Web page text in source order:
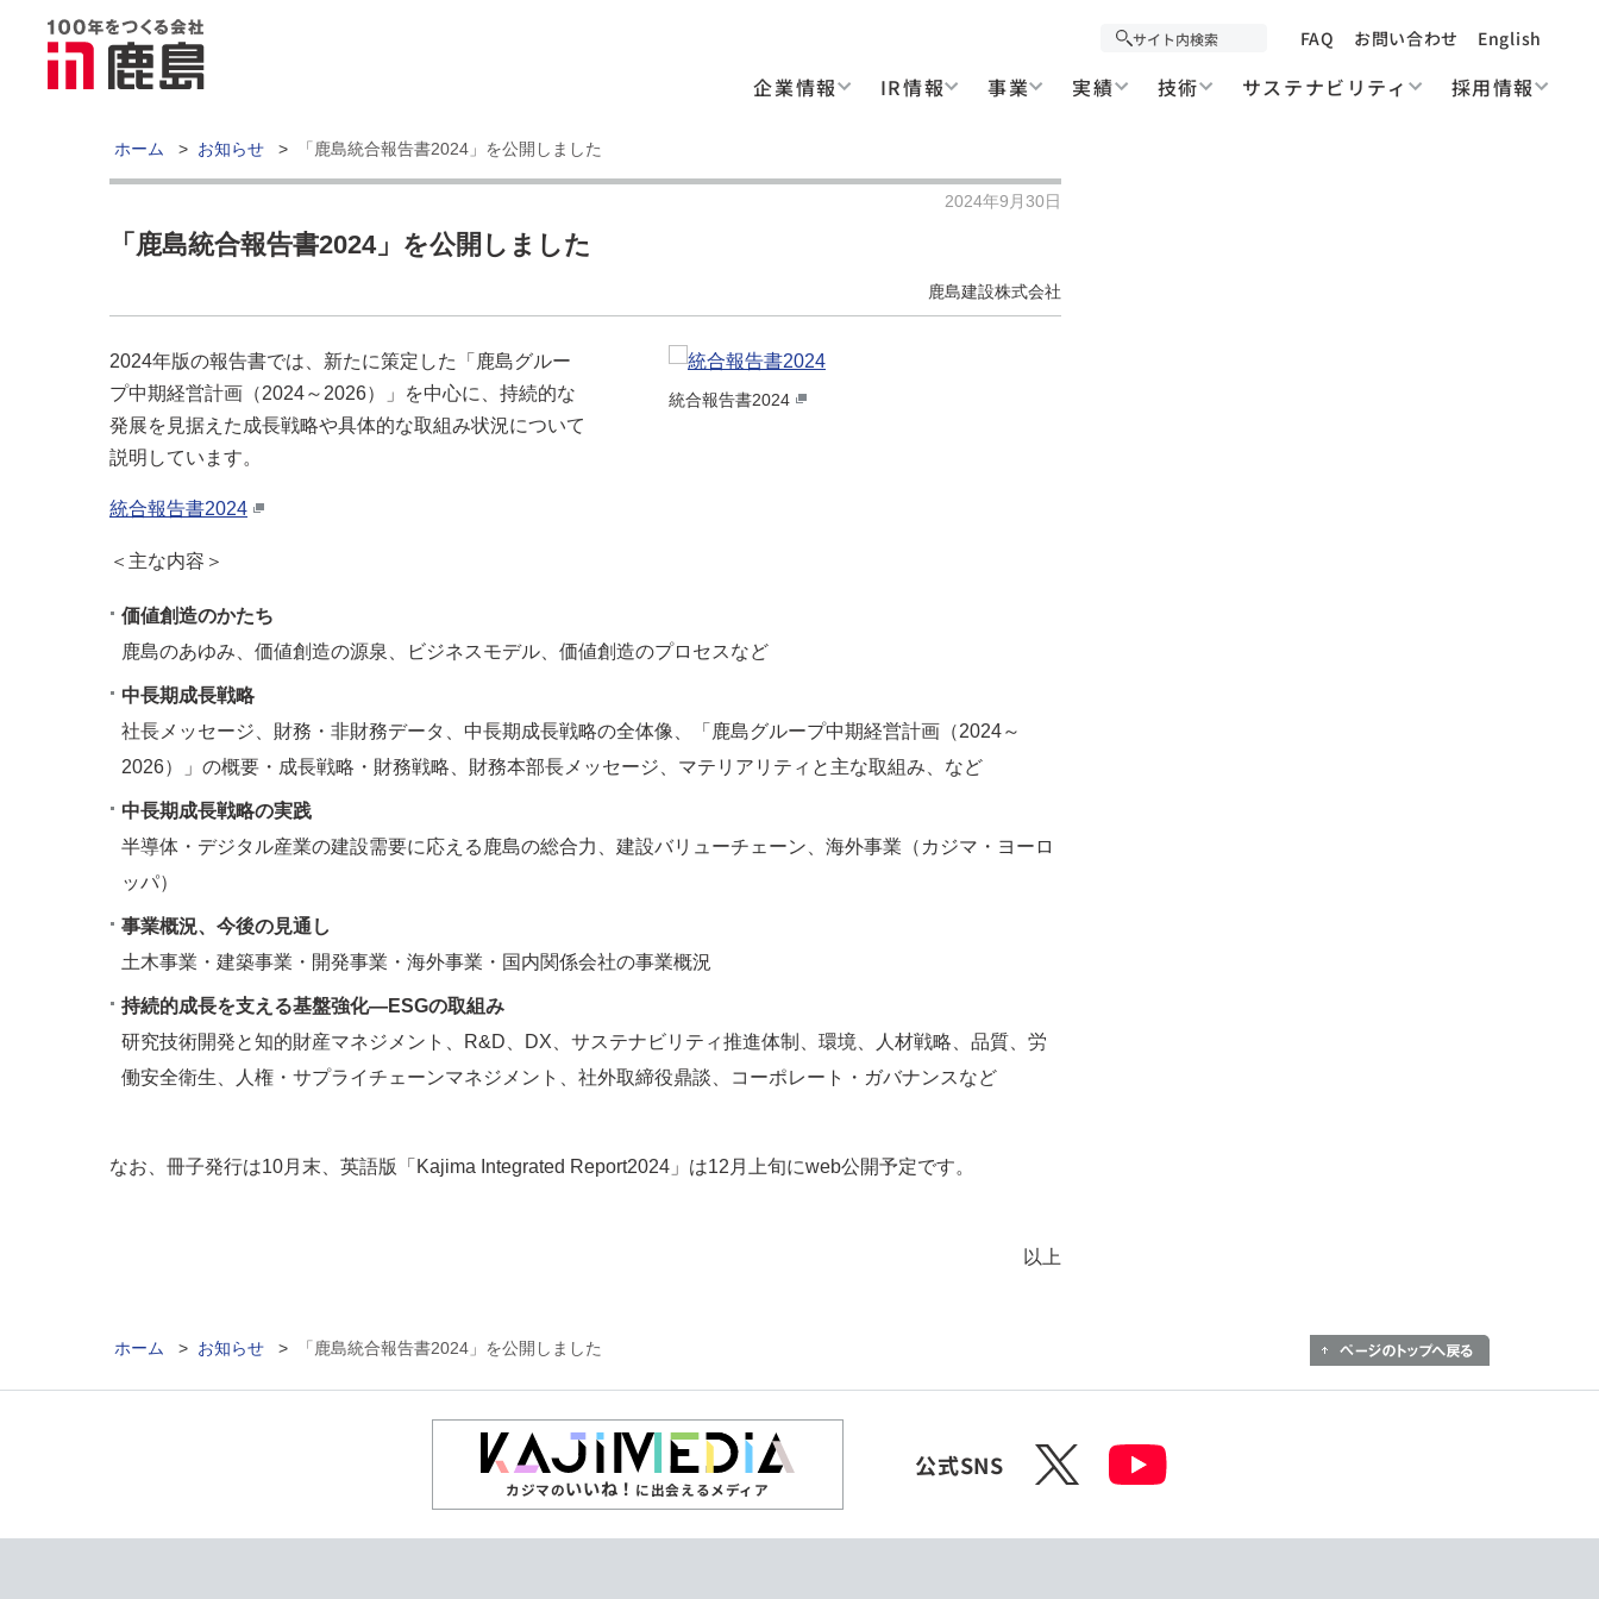
FAQ お問い合わせ English
企業情報 IR情報 事業 実績 技術 サステナビリティ 採用情報
ホーム > お知らせ > 「鹿島統合報告書2024」を公開しました
2024年9月30日
「鹿島統合報告書2024」を公開しました
鹿島建設株式会社
2024年版の報告書では、新たに策定した「鹿島グルー
プ中期経営計画（2024～2026）」を中心に、持続的な
発展を見据えた成長戦略や具体的な取組み状況について
説明しています。
統合報告書2024
統合報告書2024
＜主な内容＞
価値創造のかたち
鹿島のあゆみ、価値創造の源泉、ビジネスモデル、価値創造のプロセスなど
中長期成長戦略
社長メッセージ、財務・非財務データ、中長期成長戦略の全体像、「鹿島グループ中期経営計画（2024～
2026）」の概要・成長戦略・財務戦略、財務本部長メッセージ、マテリアリティと主な取組み、など
中長期成長戦略の実践
半導体・デジタル産業の建設需要に応える鹿島の総合力、建設バリューチェーン、海外事業（カジマ・ヨーロ
ッパ）
事業概況、今後の見通し
土木事業・建築事業・開発事業・海外事業・国内関係会社の事業概況
持続的成長を支える基盤強化―ESGの取組み
研究技術開発と知的財産マネジメント、R&D、DX、サステナビリティ推進体制、環境、人材戦略、品質、労
働安全衛生、人権・サプライチェーンマネジメント、社外取締役鼎談、コーポレート・ガバナンスなど
なお、冊子発行は10月末、英語版「Kajima Integrated Report2024」は12月上旬にweb公開予定です。
以上
ホーム > お知らせ > 「鹿島統合報告書2024」を公開しました
カジマのいいね！ に出会えるメディア
公式SNS X